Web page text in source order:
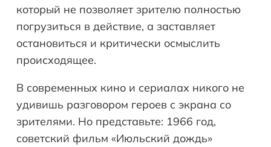
который не позволяет зрителю полностью
погрузиться в действие, а заставляет
остановиться и критически осмыслить
происходящее.
В современных кино и сериалах никого не
удивишь разговором героев с экрана со
зрителями. Но представьте: 1966 год,
советский фильм «Июльский дождь»